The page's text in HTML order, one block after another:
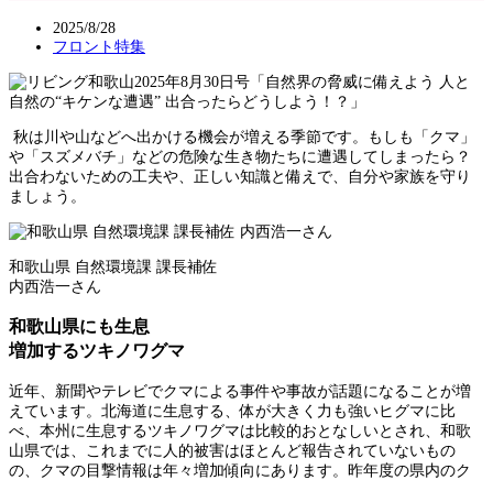
2025/8/28
フロント特集
秋は川や山などへ出かける機会が増える季節です。もしも「クマ」
や「スズメバチ」などの危険な生き物たちに遭遇してしまったら？
出合わないための工夫や、正しい知識と備えで、自分や家族を守り
ましょう。
和歌山県 自然環境課 課長補佐
内西浩一さん
和歌山県にも生息
増加するツキノワグマ
近年、新聞やテレビでクマによる事件や事故が話題になることが増
えています。北海道に生息する、体が大きく力も強いヒグマに比
べ、本州に生息するツキノワグマは比較的おとなしいとされ、和歌
山県では、これまでに人的被害はほとんど報告されていないもの
の、クマの目撃情報は年々増加傾向にあります。昨年度の県内のク